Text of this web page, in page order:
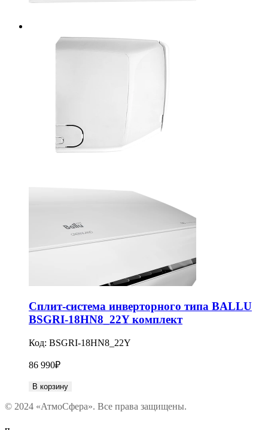
Сплит-система инверторного типа BALLU
BSGRI-18HN8_22Y комплект
Код: BSGRI-18HN8_22Y
86 990₽
В корзину
© 2024 «АтмоСфера». Все права защищены.